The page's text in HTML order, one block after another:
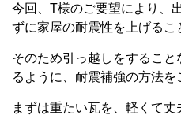
今回、T様のご要望により、
ずに家屋の耐震性を上げるこ
そのため引っ越しをするこ
るように、耐震補強の方法を
まずは重たい瓦を、軽くて丈